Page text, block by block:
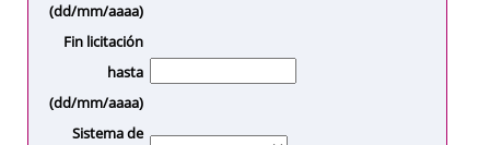
(dd/mm/aaaa)
Fin licitación
hasta
(dd/mm/aaaa)
Sistema de